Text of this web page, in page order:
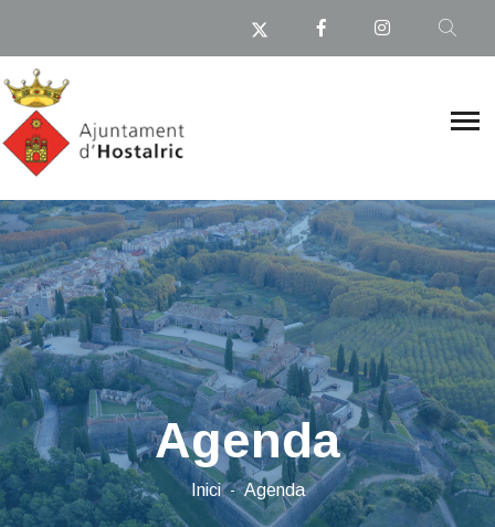
Agenda
Inici Agenda